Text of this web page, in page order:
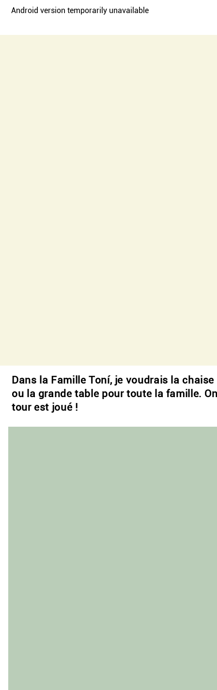
Android version temporarily unavailable
Dans la Famille Toní, je voudrais la
ou la grande table pour toute la famille.
tour est joué !